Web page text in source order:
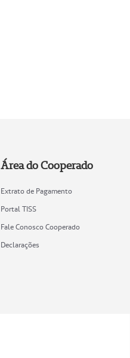
Área do Cooperado
Extrato de Pagamento
Portal TISS
Fale Conosco Cooperado
Declarações